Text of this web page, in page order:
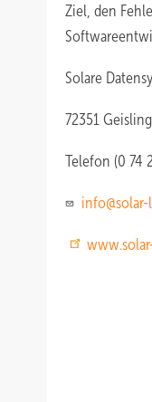
Ziel, den
Solare
72351
Telefon (0 74